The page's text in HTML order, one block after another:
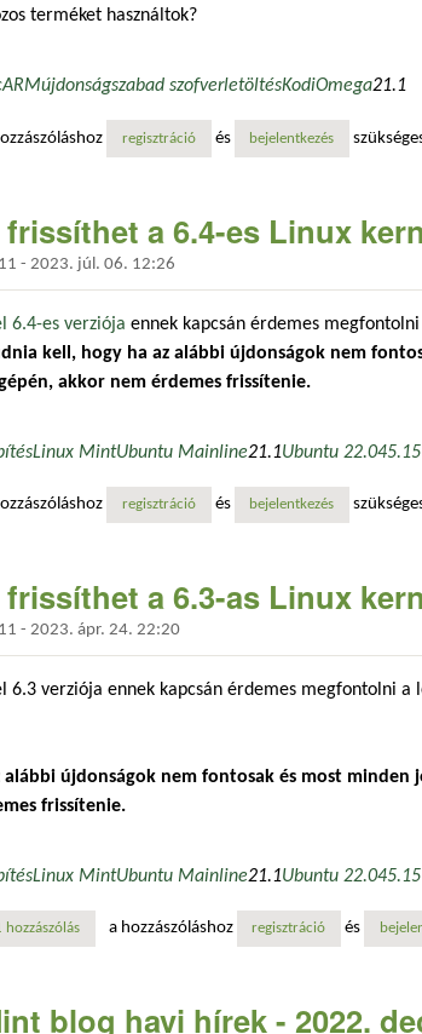
terméket használtok?
ARMújdonságszabad szofverletöltésKodiOmega21.1
hardvertámogatás és 3d lejátszás a kodi alapú rendszerben
regisztráció és bejelentkezés
a 6.4-es Linux
- 2023. júl. 06. 12:26
6.4-es verziója ennek kapcsán érdemes
kell, hogy ha az alábbi újdonságok nem
akkor nem érdemes frissítenie.
Linux MintUbuntu Mainline21.1Ubuntu 22.045.15
a 6.4-es linux kernelre? tartalommal kapcsolatosan
regisztráció és bejelentkezés
a 6.3-as Linux
- 2023. ápr. 24. 22:20
6.3 verziója ennek kapcsán érdemes megfontolni a
alábbi újdonságok nem fontosak és most minden
frissítenie.
Linux MintUbuntu Mainline21.1Ubuntu 22.045.15
a 6.3-as linux kernelre? tartalommal kapcsolatosan
hozzászólás a hozzászóláshoz regisztráció és
blog havi hírek - 2022.